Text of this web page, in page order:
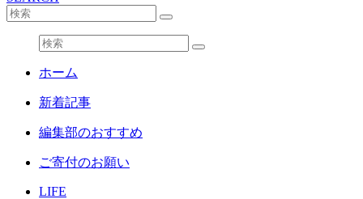
ホーム
新着記事
編集部のおすすめ
ご寄付のお願い
LIFE